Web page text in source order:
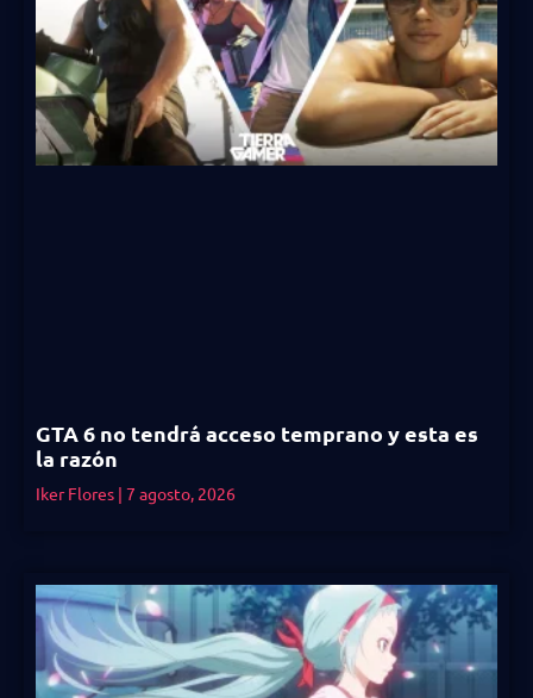
GTA 6 no tendrá acceso temprano y esta es
la razón
Iker Flores 7 agosto, 2026